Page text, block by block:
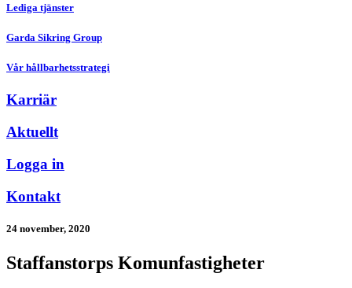
Lediga tjänster
Garda Sikring Group
Vår hållbarhetsstrategi
Karriär
Aktuellt
Logga in
Kontakt
24 november, 2020
Staffanstorps Komunfastigheter